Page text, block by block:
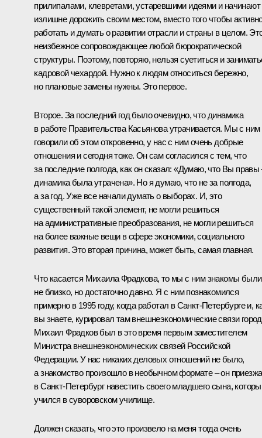
прилипалами, клевретами, устаревшими идеями и начинают
излишне дорожить своим местом, вместо того чтобы
работать и думать о развитии отрасли и страны в целом.
неизбежное сопровождающее любой бюрократической
структуры. Поэтому, повторяю, нельзя суетиться и
кадровой чехардой. Нужно к людям относиться бережно,
но плановые замены нужны. Это первое.
Второе. За последний год было очевидно, что динамика
в работе Правительства Касьянова утрачивается. Мы с ним
говорили об этом откровенно, у нас с ним очень добрые
отношения и сегодня тоже. Он сам согласился с тем, что
за последние полгода, как он сказал: «Думаю, что Вы правы
динамика была утрачена». Но я думаю, что не за полгода,
а за год. Уже все начали думать о выборах. И, это
существенный такой элемент, не могли решиться
на административные преобразования, не могли решиться
на более важные вещи в сфере экономики, социального
развития. Это вторая причина, может быть, самая главная.
Что касается Михаила Фрадкова, то мы с ним знакомы были
не близко, но достаточно давно. Я с ним познакомился
примерно в 1995 году, когда работал в Санкт-Петербурге и,
вы знаете, курировал там внешнеэкономические связи
Михаил Фрадков был в это время первым заместителем
Министра внешнеэкономических связей Российской
Федерации. У нас никаких деловых отношений не было,
а знакомство произошло в необычном формате – он
в Санкт-Петербург навестить своего младшего сына,
учился в суворовском училище.
Должен сказать, что это произвело на меня тогда очень